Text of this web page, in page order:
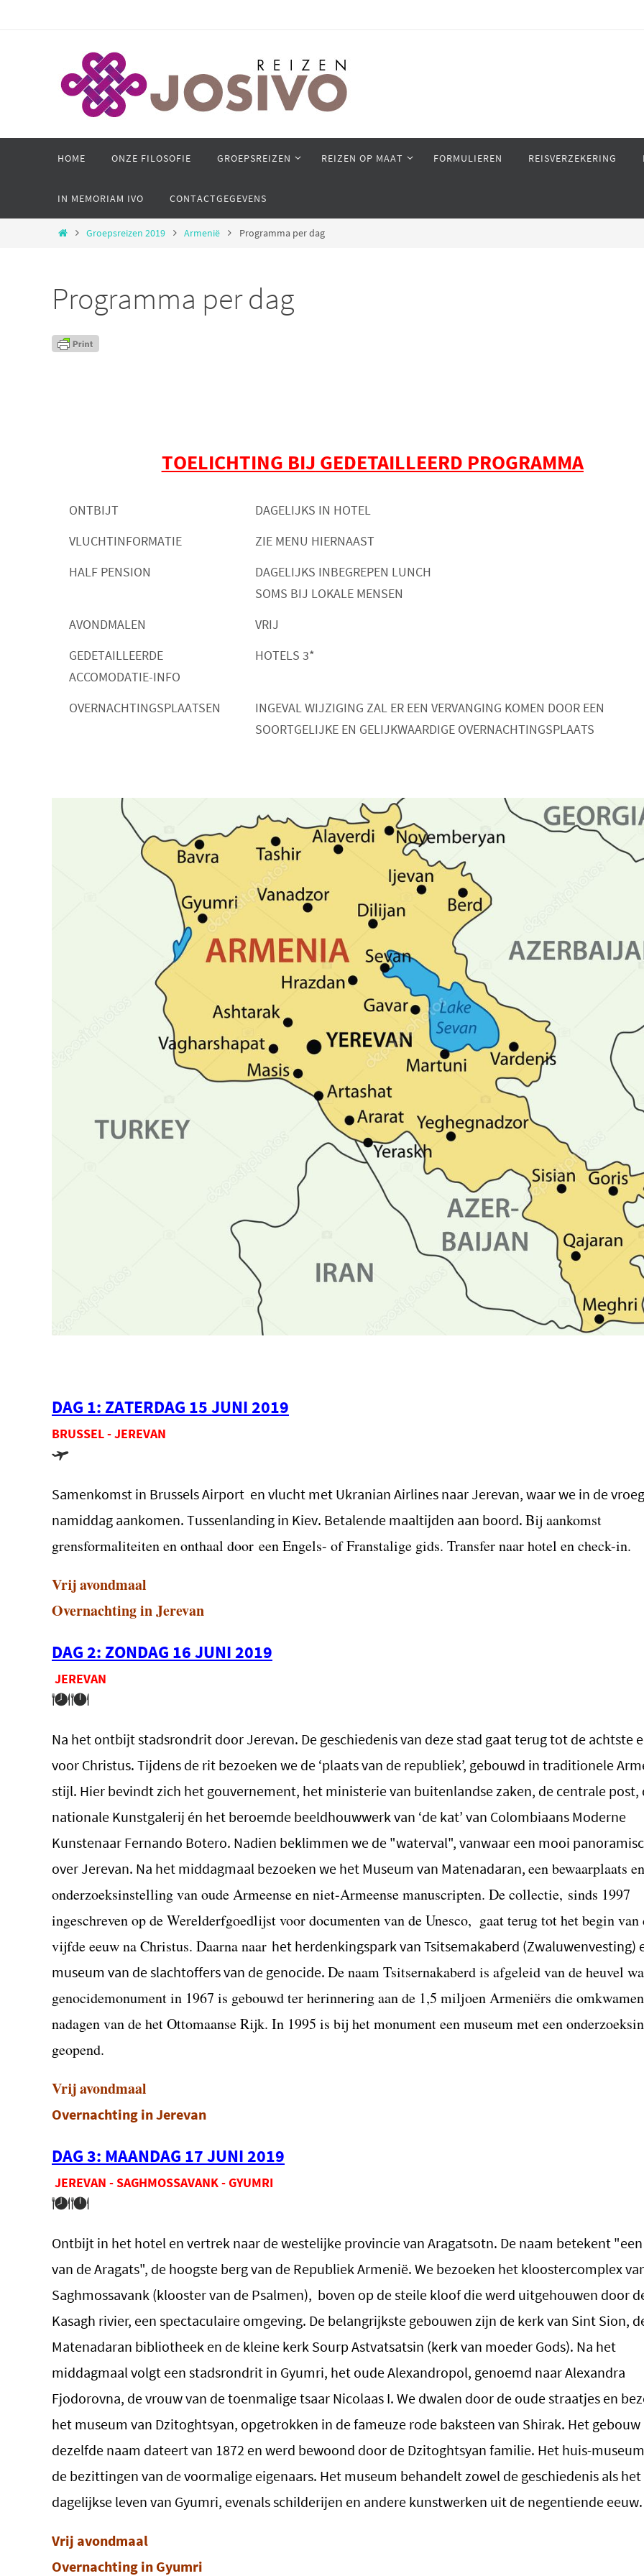
HOME ONZE FILOSOFIE GROEPSREIZEN REIZEN OP MAAT FORMULIEREN REISVERZEKERING
IN MEMORIAM IVO CONTACTGEGEVENS
HomeGroepsreizen 2019 Armenië Programma per dag
Programma per dag
TOELICHTING BIJ GEDETAILLEERD PROGRAMMA
ONTBIJT
DAGELIJKS IN HOTEL
VLUCHTINFORMATIE
ZIE MENU HIERNAAST
HALF PENSION
DAGELIJKS INBEGREPEN LUNCH
SOMS BIJ LOKALE MENSEN
AVONDMALEN
VRIJ
GEDETAILLEERDE
ACCOMODATIE-INFO
HOTELS 3*
OVERNACHTINGSPLAATSEN
INGEVAL WIJZIGING ZAL ER EEN VERVANGING KOMEN DOOR EEN
SOORTGELIJKE EN GELIJKWAARDIGE OVERNACHTINGSPLAATS
DAG 1: ZATERDAG 15 JUNI 2019
BRUSSEL - JEREVAN
Samenkomst in Brussels Airport en vlucht met Ukranian Airlines naar Jerevan, waar we in de
namiddag aankomen. Tussenlanding in Kiev. Betalende maaltijden aan boord. Bij aankomst
grensformaliteiten en onthaal door een Engels- of Franstalige gids. Transfer naar hotel en check-in.
Vrij avondmaal
Overnachting in Jerevan
DAG 2: ZONDAG 16 JUNI 2019
JEREVAN
Na het ontbijt stadsrondrit door Jerevan. De geschiedenis van deze stad gaat terug tot de achtste
voor Christus. Tijdens de rit bezoeken we de ‘plaats van de republiek’, gebouwd in traditionele
stijl. Hier bevindt zich het gouvernement, het ministerie van buitenlandse zaken, de centrale post,
nationale Kunstgalerij én het beroemde beeldhouwwerk van ‘de kat’ van Colombiaans Moderne
Kunstenaar Fernando Botero. Nadien beklimmen we de "waterval", vanwaar een mooi
over Jerevan. Na het middagmaal bezoeken we het Museum van Matenadaran, een bewaarplaats en
onderzoeksinstelling van oude Armeense en niet-Armeense manuscripten. De collectie, sinds 1997
ingeschreven op de Werelderfgoedlijst voor documenten van de Unesco, gaat terug tot het begin van
vijfde eeuw na Christus. Daarna naar het herdenkingspark van Tsitsemakaberd (Zwaluwenvesting)
museum van de slachtoffers van de genocide. De naam Tsitsernakaberd is afgeleid van de heuvel
genocidemonument in 1967 is gebouwd ter herinnering aan de 1,5 miljoen Armeniërs die
nadagen van de het Ottomaanse Rijk. In 1995 is bij het monument een museum met een
geopend.
Vrijavondmaal
Overnachting in Jerevan
DAG 3: MAANDAG 17 JUNI 2019
JEREVAN - SAGHMOSSAVANK - GYUMRI
Ontbijt in het hotel en vertrek naar de westelijke provincie van Aragatsotn. De naam betekent
van de Aragats", de hoogste berg van de Republiek Armenië. We bezoeken het kloostercomplex
Saghmossavank (klooster van de Psalmen), boven op de steile kloof die werd uitgehouwen door
Kasagh rivier, een spectaculaire omgeving. De belangrijkste gebouwen zijn de kerk van Sint Sion,
Matenadaran bibliotheek en de kleine kerk Sourp Astvatsatsin (kerk van moeder Gods). Na het
middagmaal volgt een stadsrondrit in Gyumri, het oude Alexandropol, genoemd naar Alexandra
Fjodorovna, de vrouw van de toenmalige tsaar Nicolaas I. We dwalen door de oude straatjes en
het museum van Dzitoghtsyan, opgetrokken in de fameuze rode baksteen van Shirak. Het
dezelfde naam dateert van 1872 en werd bewoond door de Dzitoghtsyan familie. Het huis-
de bezittingen van de voormalige eigenaars. Het museum behandelt zowel de geschiedenis als het
dagelijkse leven van Gyumri, evenalsschilderijen en andere kunstwerken uit de negentiende eeuw.
Vrij avondmaal
Overnachting in Gyumri